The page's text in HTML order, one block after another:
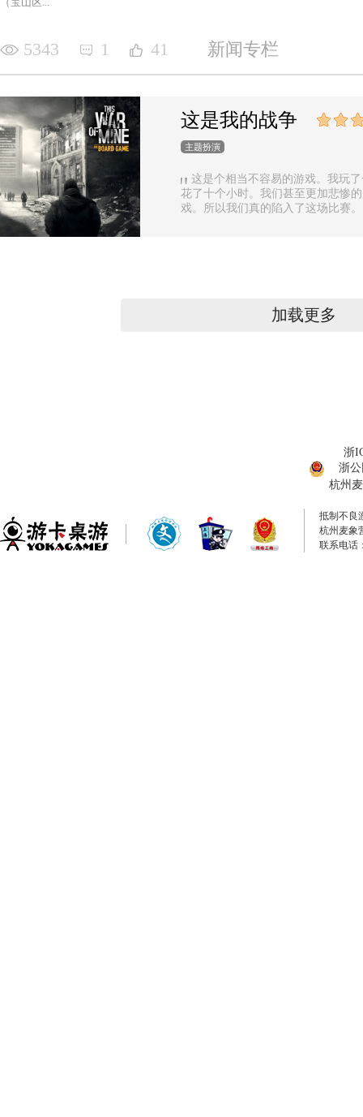
5343 1 41 新闻专栏
这是我的战争
主题扮演
这是个相当不容易的游戏。我玩
花了十个小时。我们甚至更加悲惨
戏。所以我们真的陷入了这场比赛
加载更多
浙
浙公
杭州
抵制不良
杭州麦象
联系电话